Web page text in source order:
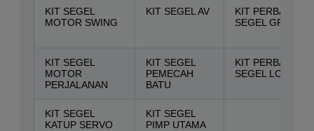
KIT SEGEL
MOTOR SWING
KIT SEGEL AV
KIT PERBAIKAN
SEGEL GRADER
KIT SEGEL
MOTOR
PERJALANAN
KIT SEGEL
PEMECAH
BATU
KIT PERBAIKAN
SEGEL LOADER
KIT SEGEL
KATUP SERVO
KIT SEGEL
PIMP UTAMA